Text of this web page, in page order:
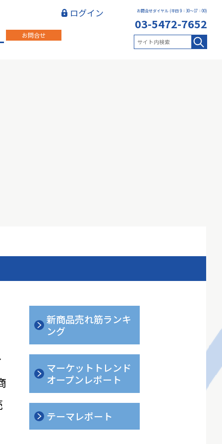
お問合せ
お問合せダイヤル (平日 9：30～17：00)
03-5472-7652
ログイン
新商品売れ筋ランキ
ング
マーケットトレンド
オープンレポート
テーマレポート